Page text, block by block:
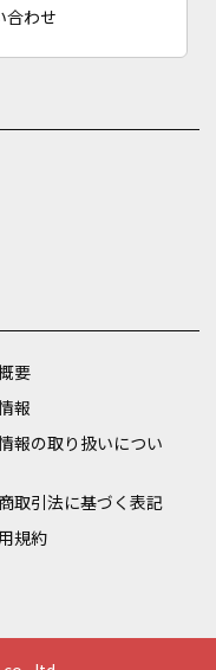
合わせ
要
報
報の取り扱いについ
取引法に基づく表記
規約